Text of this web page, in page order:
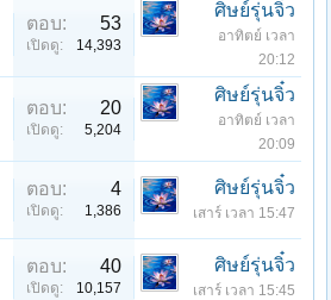
ตอบ: 53
เปิดดู: 14,393
ศิษย์รุ่นจิ๋ว
อาทิตย์ เวลา
20:12
ตอบ: 20
เปิดดู: 5,204
ศิษย์รุ่นจิ๋ว
อาทิตย์ เวลา
20:09
ตอบ: 4
เปิดดู: 1,386
ศิษย์รุ่นจิ๋ว
เสาร์ เวลา 15:47
ตอบ: 40
เปิดดู: 10,157
ศิษย์รุ่นจิ๋ว
เสาร์ เวลา 15:45